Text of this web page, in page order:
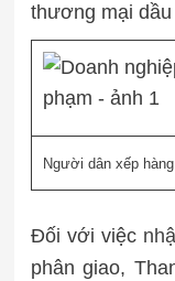
thương mại dầu
Người dân xếp
Đối với việc
phân giao,